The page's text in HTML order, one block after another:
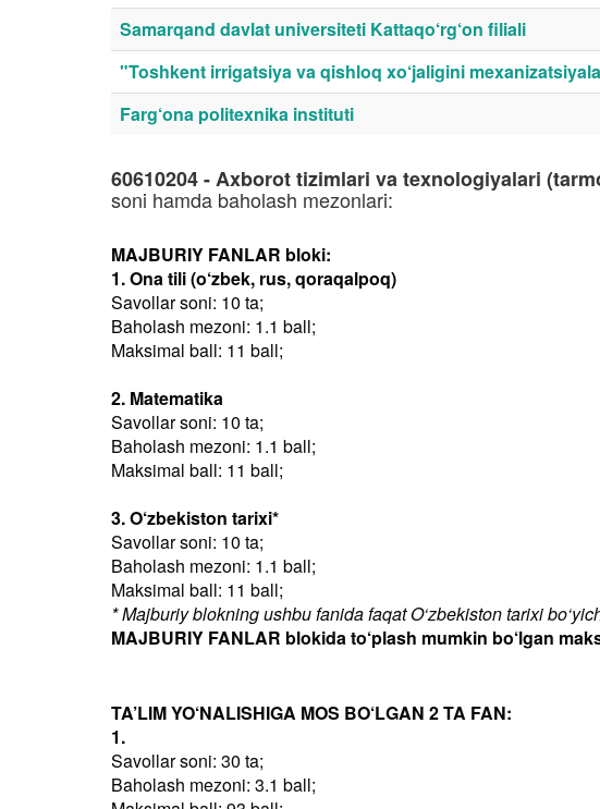
Samarqand davlat universiteti Kattaqo‘rg‘on filiali
"Toshkent irrigatsiya va qishloq xo‘jaligini
Farg‘ona politexnika instituti
60610204 - Axborot tizimlari va texnologiyalari
soni hamda baholash mezonlari:
MAJBURIY FANLAR bloki:
1. Ona tili (o‘zbek, rus, qoraqalpoq)
Savollar soni: 10 ta;
Baholash mezoni: 1.1 ball;
Maksimal ball: 11 ball;
2. Matematika
Savollar soni: 10 ta;
Baholash mezoni: 1.1 ball;
Maksimal ball: 11 ball;
3. O‘zbekiston tarixi*
Savollar soni: 10 ta;
Baholash mezoni: 1.1 ball;
Maksimal ball: 11 ball;
* Majburiy blokning ushbu fanida faqat O‘zbekiston tarixi
MAJBURIY FANLAR blokida to‘plash mumkin bo‘lgan
TA’LIM YO‘NALISHIGA MOS BO‘LGAN 2 TA FAN:
1.
Savollar soni: 30 ta;
Baholash mezoni: 3.1 ball;